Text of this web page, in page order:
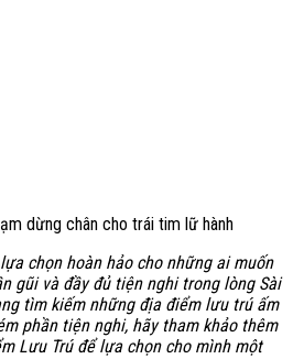
dừng chân cho trái tim lữ hành
chọn hoàn hảo cho những ai muốn
gũi và đầy đủ tiện nghi trong lòng Sài
tìm kiếm những địa điểm lưu trú ấm
phần tiện nghi, hãy tham khảo thêm
Lưu Trú để lựa chọn cho mình một